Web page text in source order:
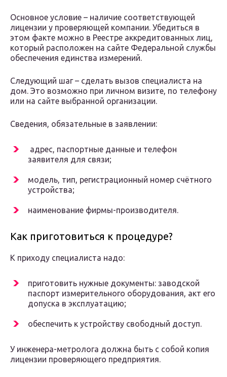
Основное условие – наличие соответствующей
лицензии у проверяющей компании. Убедиться в
этом факте можно в Реестре аккредитованных лиц,
который расположен на сайте Федеральной службы
обеспечения единства измерений.
Следующий шаг – сделать вызов специалиста на
дом. Это возможно при личном визите, по телефону
или на сайте выбранной организации.
Сведения, обязательные в заявлении:
адрес, паспортные данные и телефон
заявителя для связи;
модель, тип, регистрационный номер счётного
устройства;
наименование фирмы-производителя.
Как приготовиться к процедуре?
К приходу специалиста надо:
приготовить нужные документы: заводской
паспорт измерительного оборудования, акт его
допуска в эксплуатацию;
обеспечить к устройству свободный доступ.
У инженера-метролога должна быть с собой копия
лицензии проверяющего предприятия.